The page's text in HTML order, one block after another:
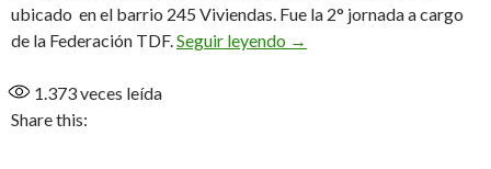
ubicado en el barrio 245 Viviendas. Fue la 2° jornada a cargo
de la Federación TDF.Seguir leyendo Curso de arbitraje para el
→
1.373veces leída
Share this: